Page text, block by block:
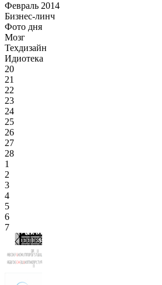
Февраль 2014
Бизнес-линч
Фото дня
Мозг
Техдизайн
Идиотека
20
21
22
23
24
25
26
27
28
1
2
3
4
5
6
7